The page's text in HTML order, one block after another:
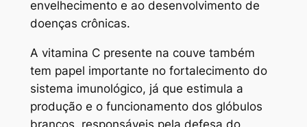
envelhecimento e ao desenvolvimento de
doenças crônicas.
A vitamina C presente na couve também
tem papel importante no fortalecimento do
sistema imunológico, já que estimula a
produção e o funcionamento dos glóbulos
brancos, responsáveis pela defesa do